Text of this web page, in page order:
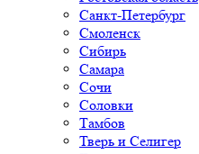
Санкт-Петербург
Смоленск
Сибирь
Самара
Сочи
Соловки
Тамбов
Тверь и Селигер